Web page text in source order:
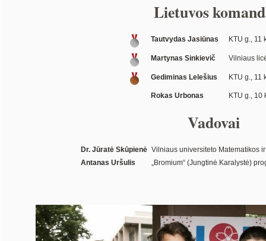
Lietuvos
Tautvydas Jasiūnas KTU g., 11
Martynas Sinkievič Vilniaus
Gediminas Lelešius KTU g., 11
Rokas Urbonas KTU g., 10
Vadovai
Dr. Jūratė Skūpienė Vilniaus universiteto Matematikos
Antanas Uršulis
„Bromium“ (Jungtinė Karalystė)